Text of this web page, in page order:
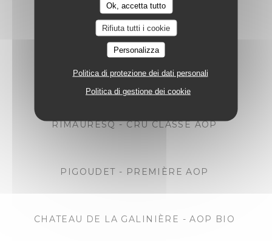
Ok, accetta tutto
Rifiuta tutti i cookie
Personalizza
Politica di protezione dei dati personali
Politica di gestione dei cookie
Côtes de Provence
RIMAURESQ - R CRU CLASSÉ AOP BIO
RIMAURESQ - CRU CLASSÉ AOP
PIGOUDET - PREMIÈRE AOP
CHATEAU DE LA GALINIÈRE - AOP BIO